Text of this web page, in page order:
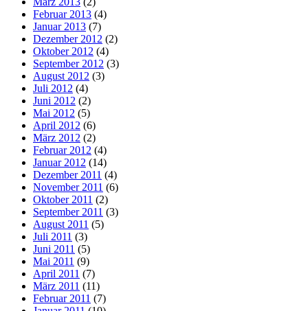
Februar 2013 (4)
Januar 2013 (7)
Dezember 2012 (2)
Oktober 2012 (4)
September 2012 (3)
August 2012 (3)
Juli 2012 (4)
Juni 2012 (2)
Mai 2012 (5)
April 2012 (6)
März 2012 (2)
Februar 2012 (4)
Januar 2012 (14)
Dezember 2011 (4)
November 2011 (6)
Oktober 2011 (2)
September 2011 (3)
August 2011 (5)
Juli 2011 (3)
Juni 2011 (5)
Mai 2011 (9)
April 2011 (7)
März 2011 (11)
Februar 2011 (7)